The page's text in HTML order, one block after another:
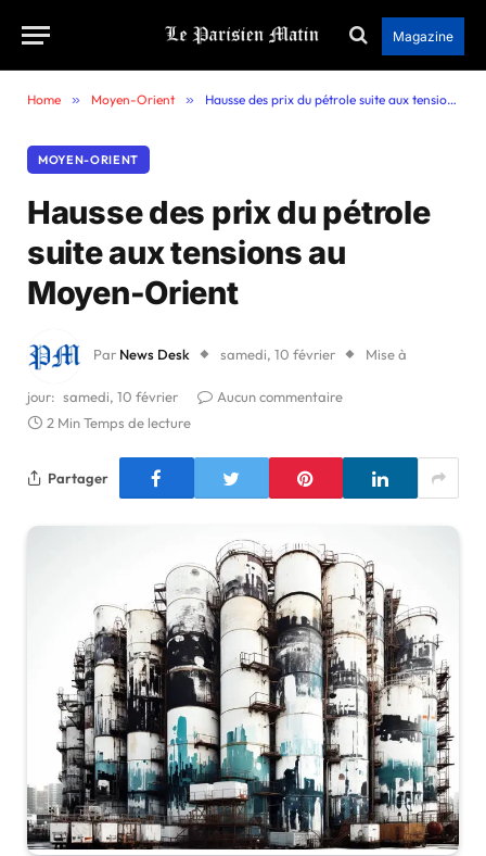
Magazine
Home » Moyen-Orient » Hausse des prix du pétrole suite aux tensions au Moyen-Orient
MOYEN-ORIENT
Hausse des prix du pétrole
suite aux tensions au
Moyen-Orient
Par News Desk samedi, 10 février Mise à
jour: samedi, 10 février
Aucun commentaire
2 Min Temps de lecture
Partager